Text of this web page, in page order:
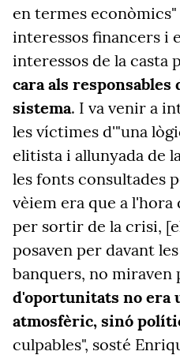
en termes
interessos financers i
interessos de la casta
cara als
sistema. I va venir a
les víctimes d'"una
elitista i allunyada de
les fonts consultades
vèiem era que a
per sortir de la crisi,
posaven per davant
banquers, no miraven
d'oportunitats no era
atmosfèric, sinó
culpables", sosté